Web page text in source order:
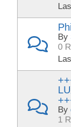
By
0
By
1